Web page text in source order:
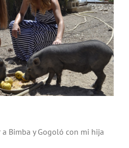
Bimba y Gogoló con mi hija